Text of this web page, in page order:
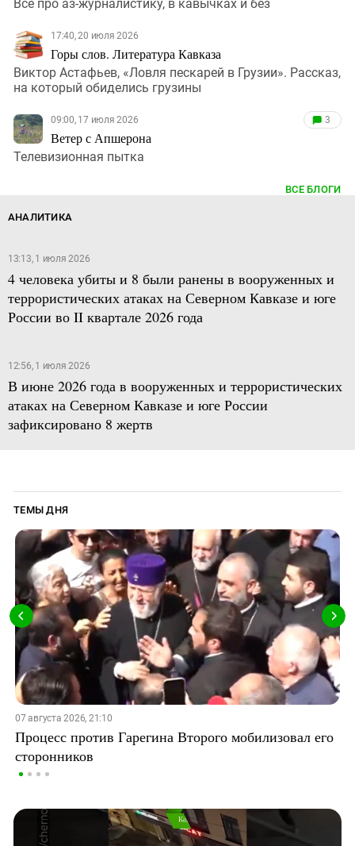
Все про аз-журналистику, в кавычках и без
17:40, 20 июля 2026
Горы слов. Литература Кавказа
Виктор Астафьев, «Ловля пескарей в Грузии». Рассказ,
на который обиделись грузины
09:00, 17 июля 2026
Ветер с Апшерона
3
Телевизионная пытка
ВСЕ БЛОГИ
АНАЛИТИКА
13:13, 1 июля 2026
4 человека убиты и 8 были ранены в вооруженных и
террористических атаках на Северном Кавказе и юге
России во II квартале 2026 года
12:56, 1 июля 2026
В июне 2026 года в вооруженных и террористических
атаках на Северном Кавказе и юге России
зафиксировано 8 жертв
ТЕМЫ ДНЯ
07 августа 2026, 21:10
Процесс против Гарегина Второго мобилизовал его
сторонников